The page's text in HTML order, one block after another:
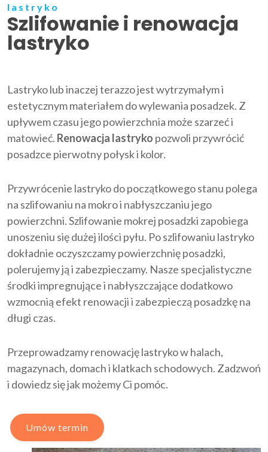
lastryko
Szlifowanie i renowacja
lastryko
Lastryko lub inaczej terazzo jest wytrzymałym i
estetycznym materiałem do wylewania posadzek. Z
upływem czasu jego powierzchnia może szarzeć i
matowieć. Renowacja lastryko pozwoli przywrócić
posadzce pierwotny połysk i kolor.
Przywrócenie lastryko do początkowego stanu polega
na szlifowaniu na mokro i nabłyszczaniu jego
powierzchni. Szlifowanie mokrej posadzki zapobiega
unoszeniu się dużej ilości pyłu. Po szlifowaniu lastryko
dokładnie oczyszczamy powierzchnię posadzki,
polerujemy ją i zabezpieczamy. Nasze specjalistyczne
środki impregnujące i nabłyszczające dodatkowo
wzmocnią efekt renowacji i zabezpieczą posadzkę na
długi czas.
Przeprowadzamy renowację lastryko w halach,
magazynach, domach i klatkach schodowych. Zadzwoń
i dowiedz się jak możemy Ci pomóc.
Umów termin